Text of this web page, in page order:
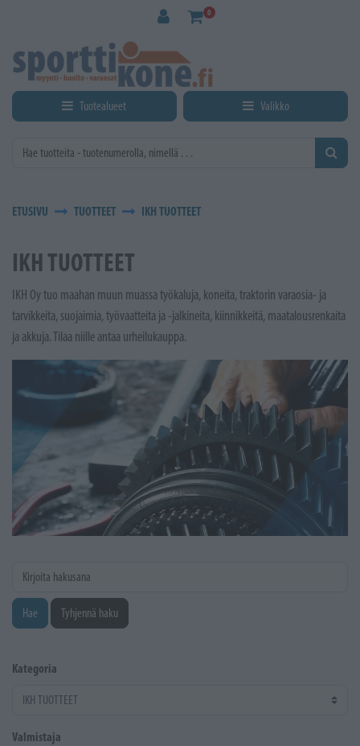
0
Tuotealueet Valikko
ETUSIVU TUOTTEET IKH TUOTTEET
IKH TUOTTEET
IKH Oy tuo maahan muun muassa työkaluja, koneita, traktorin varaosia- ja
tarvikkeita, suojaimia, työvaatteita ja -jalkineita, kiinnikkeitä, maatalousrenkaita
ja akkuja. Tilaa niille antaa urheilukauppa.
Kirjoita hakusana
Hae Tyhjennä haku
Kategoria
Valmistaja